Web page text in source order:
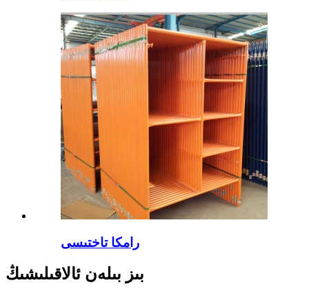
رامكا تاختىسى
بىز بىلەن ئالاقىلىشىڭ